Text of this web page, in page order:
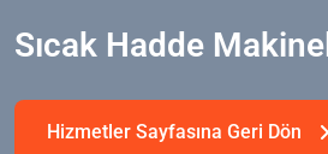
Sıcak Hadde